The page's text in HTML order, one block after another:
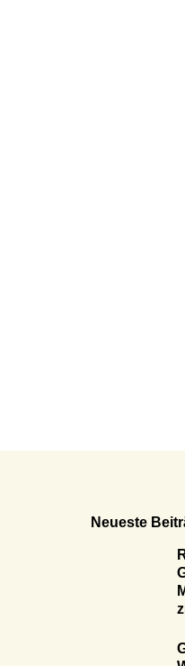
Neueste